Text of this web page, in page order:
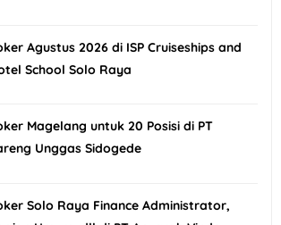
Agustus 2026 di ISP Cruiseships and
School Solo Raya
Magelang untuk 20 Posisi di PT
Unggas Sidogede
Solo Raya Finance Administrator,